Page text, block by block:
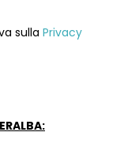
sulla Privacy